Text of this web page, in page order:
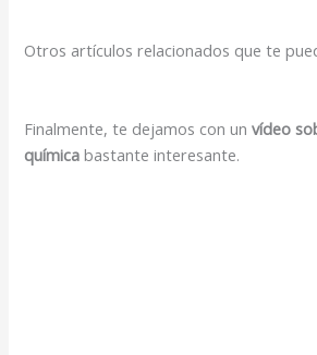
Otros artículos relacionados que te
Finalmente, te dejamos con unvídeo
química bastante interesante.